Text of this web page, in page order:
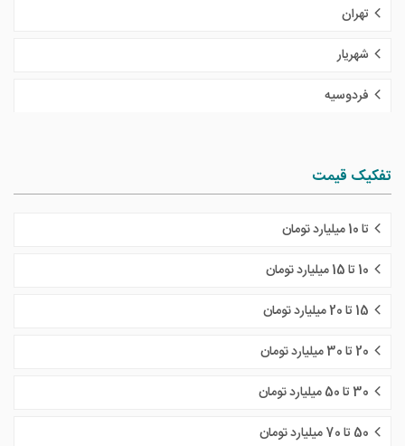
تهران
شهریار
فردوسیه
تفکیک قیمت
تا 10 میلیارد تومان
10 تا 15 میلیارد تومان
15 تا 20 میلیارد تومان
20 تا 30 میلیارد تومان
30 تا 50 میلیارد تومان
50 تا 70 میلیارد تومان